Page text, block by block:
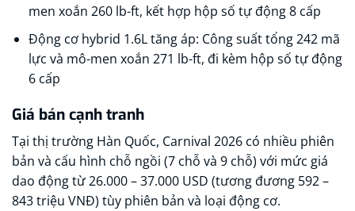
men xoắn 260 lb-ft, kết hợp hộp số tự động 8 cấp
Động cơ hybrid 1.6L tăng áp: Công suất tổng 242 mã
lực và mô-men xoắn 271 lb-ft, đi kèm hộp số tự động
6 cấp
Giá bán cạnh tranh
Tại thị trường Hàn Quốc, Carnival 2026 có nhiều phiên
bản và cấu hình chỗ ngồi (7 chỗ và 9 chỗ) với mức giá
dao động từ 26.000 – 37.000 USD (tương đương 592 –
843 triệu VNĐ) tùy phiên bản và loại động cơ.